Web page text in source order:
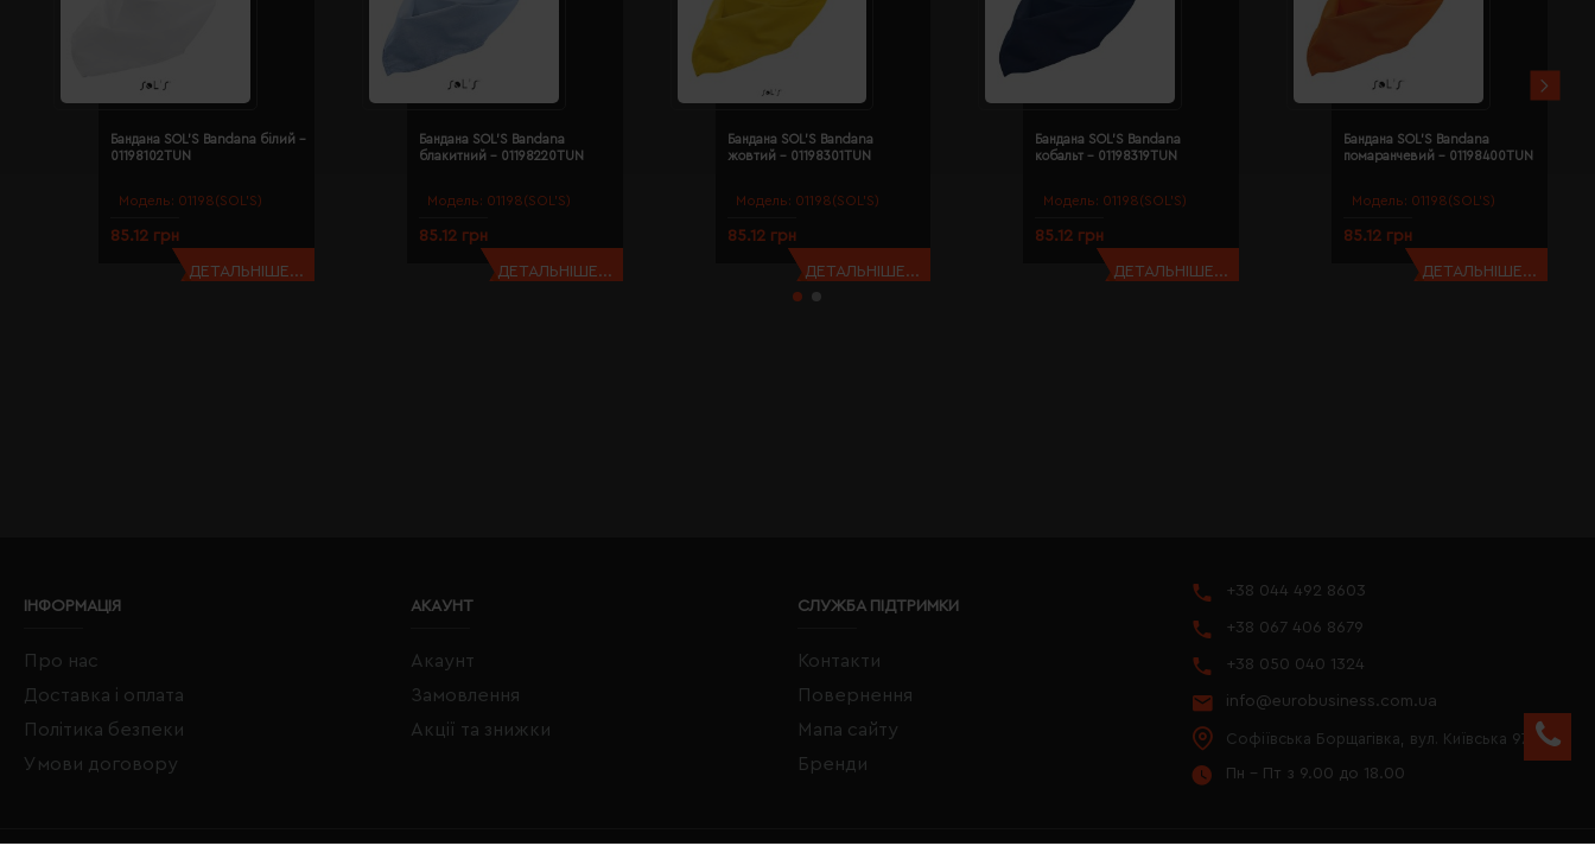
Модель: 01198(SOL’S)
Бандана SOL'S Bandana білий -
01198102TUN
85.12 грн
ДЕТАЛЬНІШЕ...
Модель: 01198(SOL’S)
Бандана SOL'S Bandana
блакитний - 01198220TUN
85.12 грн
ДЕТАЛЬНІШЕ...
Модель: 01198(SOL’S)
Бандана SOL'S Bandana
жовтий - 01198301TUN
85.12 грн
ДЕТАЛЬНІШЕ...
Модель: 01198(SOL’S)
Бандана SOL'S Bandana
кобальт - 01198319TUN
85.12 грн
ДЕТАЛЬНІШЕ...
Модель: 01198(SOL’S)
Бандана SOL'S Bandana
помаранчевий - 01198400TUN
85.12 грн
ДЕТАЛЬНІШЕ...
ІНФОРМАЦІЯ
Про нас
Доставка і оплата
Політика безпеки
Умови договору
АКАУНТ
Акаунт
Замовлення
Акції та знижки
СЛУЖБА ПІДТРИМКИ
Контакти
Повернення
Мапа сайту
Бренди
+38 044 492 8603
+38 067 406 8679
+38 050 040 1324
info@eurobusiness.com.ua
Софіївська Борщагівка, вул. Київська 97
Пн - Пт з 9.00 до 18.00